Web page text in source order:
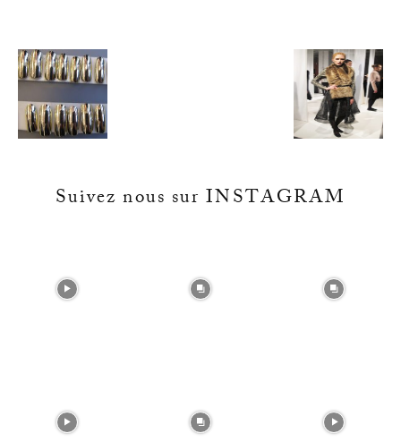
Suivez nous sur INSTAGRAM